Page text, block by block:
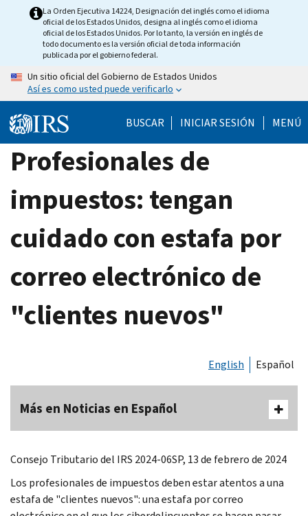
La Orden Ejecutiva 14224, Designación del inglés como el idioma
oficial de los Estados Unidos, designa al inglés como el idioma
oficial de los Estados Unidos. Por lo tanto, la versión en inglés de
todo documento es la versión oficial de toda información
publicada por el gobierno federal.
Un sitio oficial del Gobierno de Estados Unidos
Así es como usted puede verificarlo
BUSCAR INICIAR SESIÓN MENÚ
Profesionales de
impuestos: tengan
cuidado con estafa por
correo electrónico de
"clientes nuevos"
English Español
Más en Noticias en Español
Consejo Tributario del IRS 2024-06SP, 13 de febrero de 2024
Los profesionales de impuestos deben estar atentos a una
estafa de "clientes nuevos": una estafa por correo